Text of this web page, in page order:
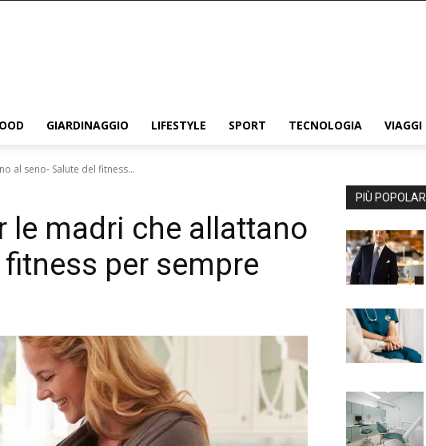
GIARDINAGGIO LIFESTYLE SPORT TECNOLOGIA VIAGGI
al seno- Salute del fitness...
le madri che allattano
per sempre
PIÙ POPOLARI